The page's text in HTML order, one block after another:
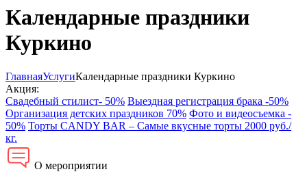
Календарные праздники
Куркино
ГлавнаяУслугиКалендарные праздники Куркино
Акция:
Свадебный стилист- 50% Выездная регистрация брака -50%
Организация детских праздников 70% Фото и видеосъемка -
50% Торты CANDY BAR – Самые вкусные торты 2000 руб./
кг.
О мероприятии